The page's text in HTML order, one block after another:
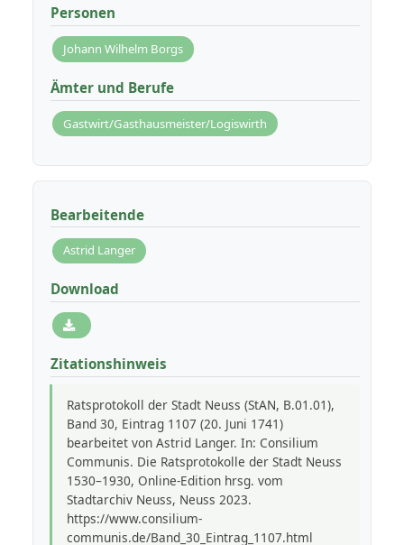
Personen
Johann Wilhelm Borgs
Ämter und Berufe
Gastwirt/Gasthausmeister/Logiswirth
Bearbeitende
Astrid Langer
Download
Zitationshinweis
Ratsprotokoll der Stadt Neuss (StAN, B.01.01),
Band 30, Eintrag 1107 (20. Juni 1741)
bearbeitet von Astrid Langer. In: Consilium
Communis. Die Ratsprotokolle der Stadt Neuss
1530–1930, Online-Edition hrsg. vom
Stadtarchiv Neuss, Neuss 2023.
https://www.consilium-
communis.de/Band_30_Eintrag_1107.html